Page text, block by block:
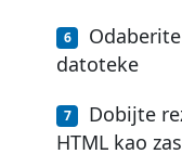
datoteke
Dobijte
HTML kao